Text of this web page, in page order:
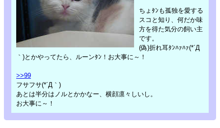
ちょﾀﾝも孤独を愛する
スコと知り、何だか味
方を得た気分の飼い主
です。
(偽)折れ耳ﾀﾝﾊｧﾊｧ(*´Д
｀)とかやってたら、ルーンﾀﾝ！お大事に～！
>>99
フサフサ(*´Д｀)
あとは半分はノルとかかなー、横顔凛々しいし。
お大事に～！